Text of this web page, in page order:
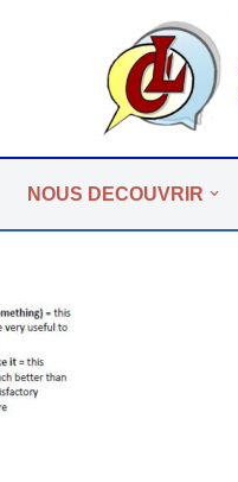
NOUS DECOUVRIR